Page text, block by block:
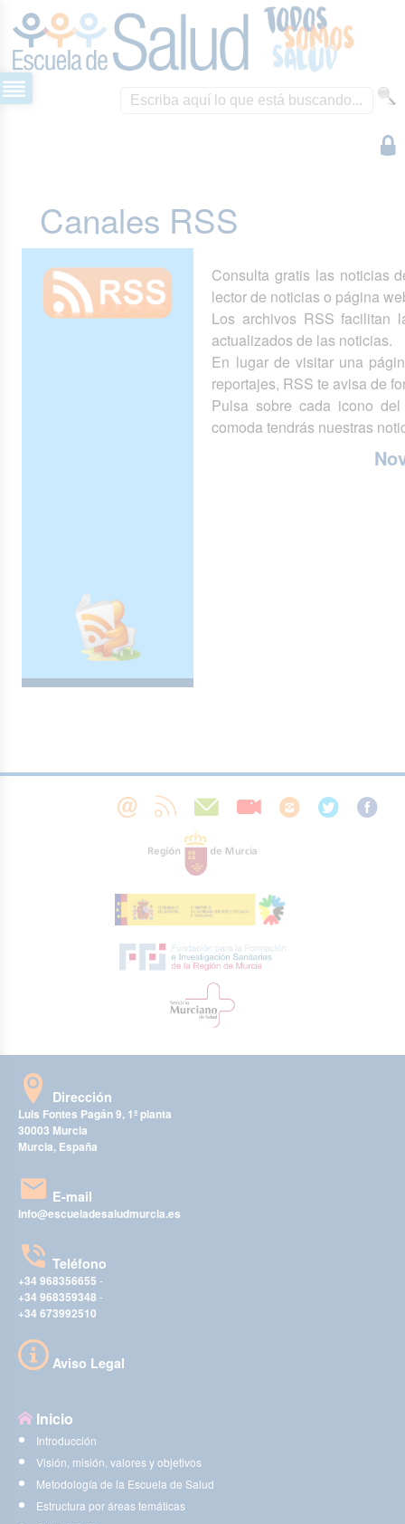
Canales RSS
Consulta gratis las noticias
lector de noticias o página
Los archivos RSS facilitan
actualizados de las noticias.
En lugar de visitar una
reportajes, RSS te avisa de
Pulsa sobre cada icono
comoda tendrás nuestras
Dirección
Luis Fontes Pagán 9, 1ª planta
30003 Murcia
Murcia, España
E-mail
info@escueladesaludmurcia.es
Teléfono
+34 968356655 -
+34 968359348 -
+34 673992510
Aviso Legal
Inicio
Introducción
Visión, misión, valores y objetivos
Metodología de la Escuela de Salud
Estructura por áreas temáticas